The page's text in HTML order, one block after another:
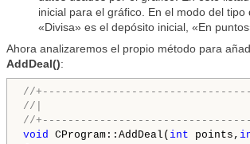
inicial para el gráfico. En el modo del tipo
«Divisa» es el depósito inicial, «En
Ahora analizaremos el propio método para
AddDeal():
//
//|
//
void CProgram::AddDeal( int points,